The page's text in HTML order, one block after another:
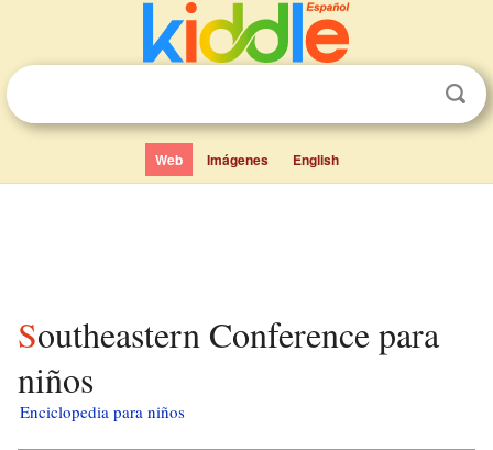
Web Imágenes English
Southeastern Conference para
niños
Enciclopedia para niños